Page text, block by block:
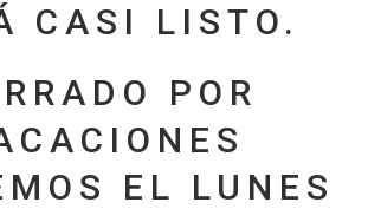
CASI LISTO.
POR
EL LUNES